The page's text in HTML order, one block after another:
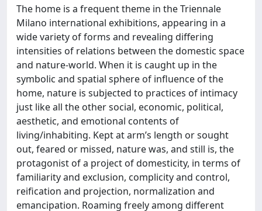
The home is a frequent theme in the Triennale
Milano international exhibitions, appearing in a
wide variety of forms and revealing differing
intensities of relations between the domestic space
and nature-world. When it is caught up in the
symbolic and spatial sphere of influence of the
home, nature is subjected to practices of intimacy
just like all the other social, economic, political,
aesthetic, and emotional contents of
living/inhabiting. Kept at arm’s length or sought
out, feared or missed, nature was, and still is, the
protagonist of a project of domesticity, in terms of
familiarity and exclusion, complicity and control,
reification and projection, normalization and
emancipation. Roaming freely among different